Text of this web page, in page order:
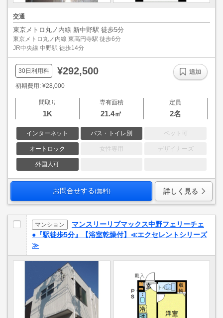
交通
東京メトロ丸ノ内線 新中野駅 徒歩5分
東京メトロ丸ノ内線 東高円寺駅 徒歩6分
JR中央線 中野駅 徒歩14分
30日利用料 ¥292,500
初期費用: ¥28,000
間取り
1K
専有面積
21.4㎡
定員
2名
インターネット バス・トイレ別 ペット可
オートロック 女性専用 デザイナーズ
外国人可
追加
お問合せする(無料) 詳しく見る
マンション
マンスリーリブマックス中野フェリーチェ
●『駅徒歩5分』【浴室乾燥付】≪エクセレントシリーズ
≫